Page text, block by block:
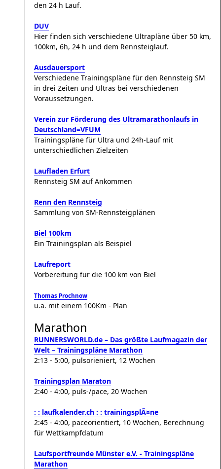
den 24 h Lauf.
DUV
Hier finden sich verschiedene Ultrapläne über 50 km,
100km, 6h, 24 h und dem Rennsteiglauf.
Ausdauersport
Verschiedene Trainingspläne für den Rennsteig SM
in drei Zeiten und Ultras bei verschiedenen
Voraussetzungen.
Verein zur Förderung des Ultramarathonlaufs in
Deutschland=VFUM
Trainingspläne für Ultra und 24h-Lauf mit
unterschiedlichen Zielzeiten
Laufladen Erfurt
Rennsteig SM auf Ankommen
Renn den Rennsteig
Sammlung von SM-Rennsteigplänen
Biel 100km
Ein Trainingsplan als Beispiel
Laufreport
Vorbereitung für die 100 km von Biel
Thomas Prochnow
u.a. mit einem 100Km - Plan
Marathon
RUNNERSWORLD.de – Das größte Laufmagazin der
Welt – Trainingspläne Marathon
2:13 - 5:00, pulsorieniert, 12 Wochen
Trainingsplan Maraton
2:40 - 4:00, puls-/pace, 20 Wochen
: : laufkalender.ch : : trainingsplÃ¤ne
2:45 - 4:00, paceorientiert, 10 Wochen, Berechnung
für Wettkampfdatum
Laufsportfreunde Münster e.V. - Trainingspläne
Marathon